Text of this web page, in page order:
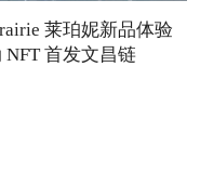
莱珀妮新品体验
NFT 首发文昌链